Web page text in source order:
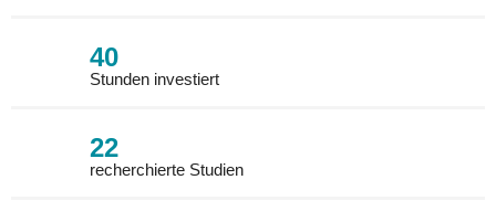
40
Stunden investiert
22
recherchierte Studien